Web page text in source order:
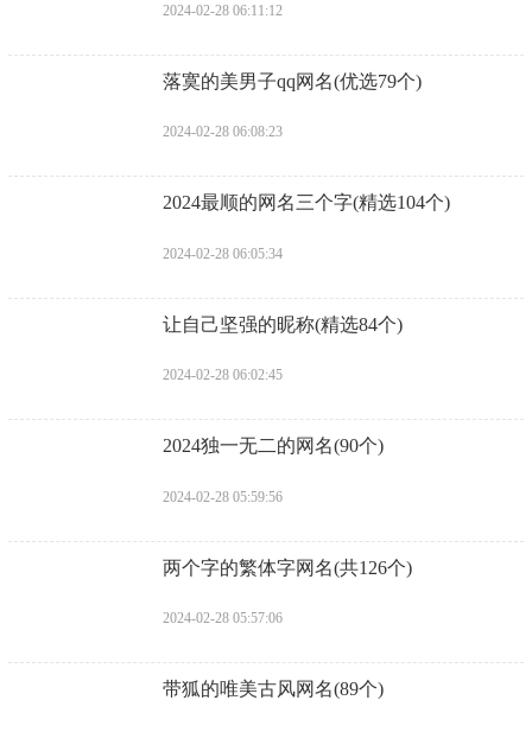
2024-02-28 06:11:12
​落寞的美男子qq网名(优选79个)
2024-02-28 06:08:23
​2024最顺的网名三个字(精选104个)
2024-02-28 06:05:34
​让自己坚强的昵称(精选84个)
2024-02-28 06:02:45
​2024独一无二的网名(90个)
2024-02-28 05:59:56
​两个字的繁体字网名(共126个)
2024-02-28 05:57:06
​带狐的唯美古风网名(89个)